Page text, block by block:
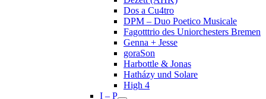
Dos a Cu4tro
DPM – Duo Poetico Musicale
Fagotttrio des Uniorchesters Bremen
Genna + Jesse
goraSon
Harbottle & Jonas
Hatházy und Solare
High 4
I – P